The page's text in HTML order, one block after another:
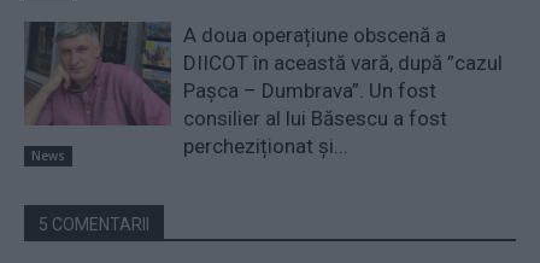
News
A doua operațiune obscenă a
DIICOT în această vară, după ”cazul
Pașca – Dumbrava”. Un fost
consilier al lui Băsescu a fost
percheziționat și...
5 COMENTARII